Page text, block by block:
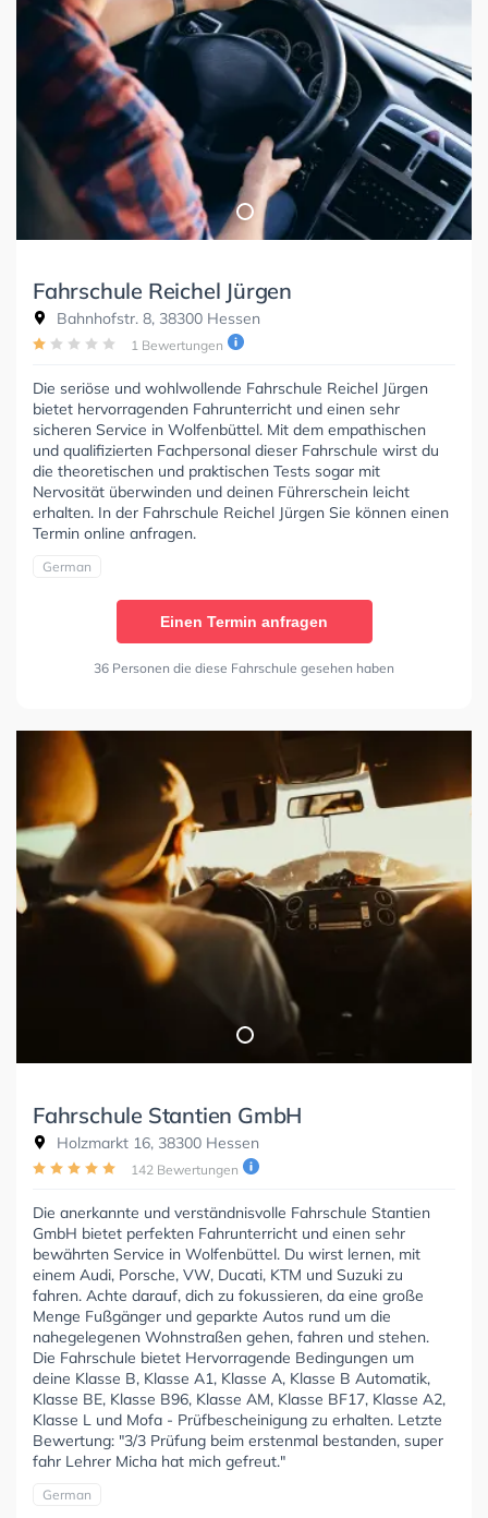
Fahrschule Reichel Jürgen
Bahnhofstr. 8, 38300 Hessen
1 Bewertungen
Die seriöse und wohlwollende Fahrschule Reichel Jürgen
bietet hervorragenden Fahrunterricht und einen sehr
sicheren Service in Wolfenbüttel. Mit dem empathischen
und qualifizierten Fachpersonal dieser Fahrschule wirst du
die theoretischen und praktischen Tests sogar mit
Nervosität überwinden und deinen Führerschein leicht
erhalten. In der Fahrschule Reichel Jürgen Sie können einen
Termin online anfragen.
German
Einen Termin anfragen
36 Personen die diese Fahrschule gesehen haben
Fahrschule Stantien GmbH
Holzmarkt 16, 38300 Hessen
142 Bewertungen
Die anerkannte und verständnisvolle Fahrschule Stantien
GmbH bietet perfekten Fahrunterricht und einen sehr
bewährten Service in Wolfenbüttel. Du wirst lernen, mit
einem Audi, Porsche, VW, Ducati, KTM und Suzuki zu
fahren. Achte darauf, dich zu fokussieren, da eine große
Menge Fußgänger und geparkte Autos rund um die
nahegelegenen Wohnstraßen gehen, fahren und stehen.
Die Fahrschule bietet Hervorragende Bedingungen um
deine Klasse B, Klasse A1, Klasse A, Klasse B Automatik,
Klasse BE, Klasse B96, Klasse AM, Klasse BF17, Klasse A2,
Klasse L und Mofa - Prüfbescheinigung zu erhalten. Letzte
Bewertung: "3/3 Prüfung beim erstenmal bestanden, super
fahr Lehrer Micha hat mich gefreut."
German